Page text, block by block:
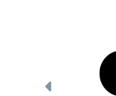
Anterior